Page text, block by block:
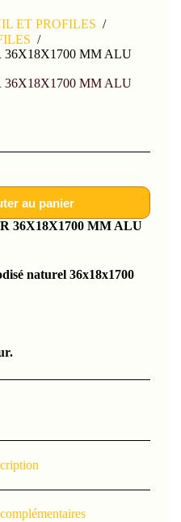
ET PROFILES /
/
36X18X1700 MM ALU
36X18X1700 MM ALU
au panier
36X18X1700 MM ALU
naturel 36x18x1700